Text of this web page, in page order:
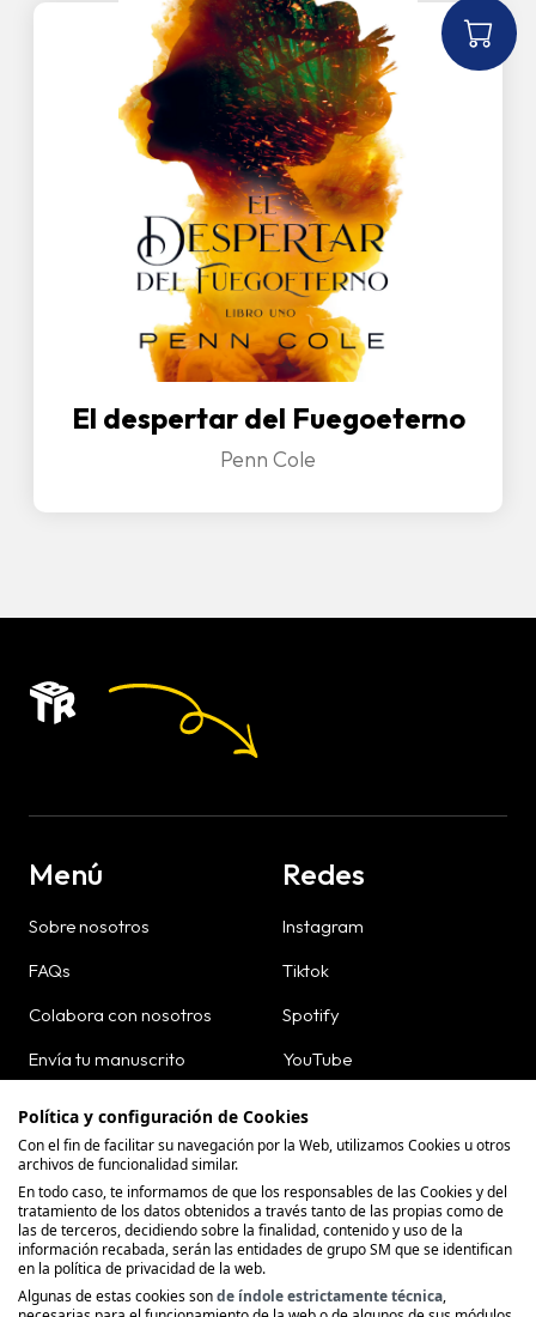
El despertar del Fuegoeterno
Penn Cole
Menú
Sobre nosotros
FAQs
Colabora con nosotros
Envía tu manuscrito
Dónde comprar
Contacto
Redes
Instagram
Tiktok
Spotify
YouTube
Política y configuración de Cookies
Con el fin de facilitar su navegación por la Web, utilizamos Cookies u otros
archivos de funcionalidad similar.
En todo caso, te informamos de que los responsables de las Cookies y del
tratamiento de los datos obtenidos a través tanto de las propias como de
las de terceros, decidiendo sobre la finalidad, contenido y uso de la
información recabada, serán las entidades de grupo SM que se identifican
en la política de privacidad de la web.
Algunas de estas cookies sonde índole estrictamente técnica,